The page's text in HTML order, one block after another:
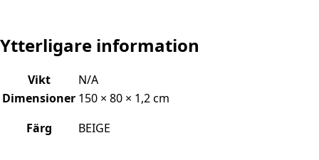
Ytterligare information
Vikt
N/A
Dimensioner 150 × 80 × 1,2 cm
Färg
BEIGE